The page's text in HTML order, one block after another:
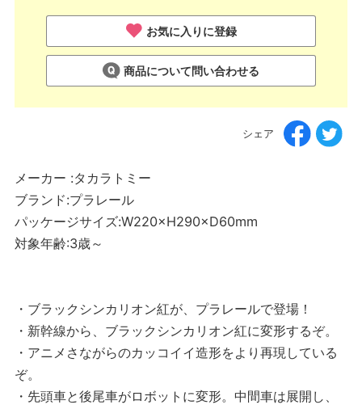
お気に入りに登録
商品について問い合わせる
シェア
メーカー :タカラトミー
ブランド:プラレール
パッケージサイズ:W220×H290×D60mm
対象年齢:3歳～
・ブラックシンカリオン紅が、プラレールで登場！
・新幹線から、ブラックシンカリオン紅に変形するぞ。
・アニメさながらのカッコイイ造形をより再現している
ぞ。
・先頭車と後尾車がロボットに変形。中間車は展開し、